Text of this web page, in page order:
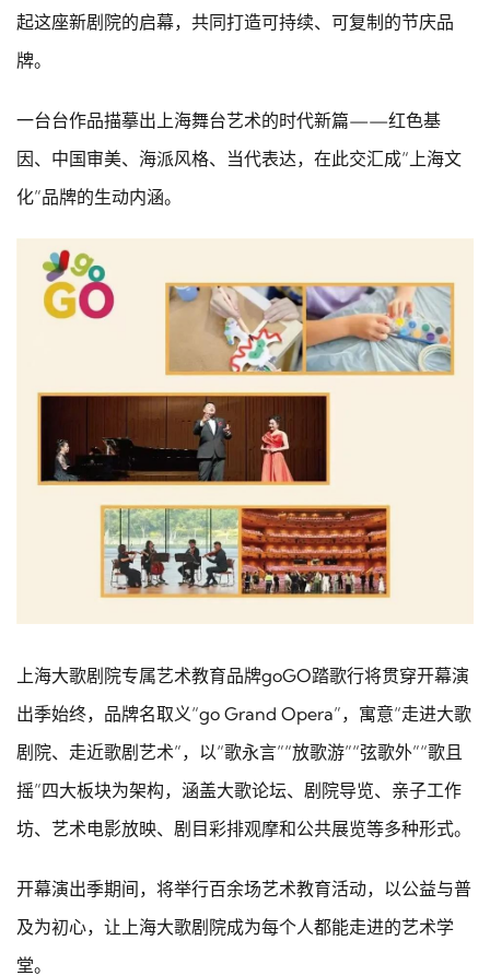
起这座新剧院的启幕，共同打造可持续、可复制的节庆品
牌。
一台台作品描摹出上海舞台艺术的时代新篇——红色基
因、中国审美、海派风格、当代表达，在此交汇成“上海文
化”品牌的生动内涵。
上海大歌剧院专属艺术教育品牌goGO踏歌行将贯穿开幕演
出季始终，品牌名取义“go Grand Opera”，寓意“走进大歌
剧院、走近歌剧艺术”，以“歌永言”“放歌游”“弦歌外”“歌且
摇”四大板块为架构，涵盖大歌论坛、剧院导览、亲子工作
坊、艺术电影放映、剧目彩排观摩和公共展览等多种形式。
开幕演出季期间，将举行百余场艺术教育活动，以公益与普
及为初心，让上海大歌剧院成为每个人都能走进的艺术学
堂。